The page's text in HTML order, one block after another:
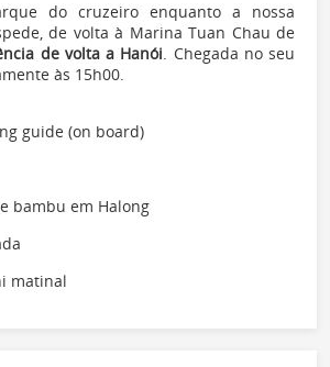
do cruzeiro enquanto a nossa
de volta à Marina Tuan Chau de
de volta a Hanói. Chegada no seu
às 15h00.
guide (on board)
bambu em Halong
matinal